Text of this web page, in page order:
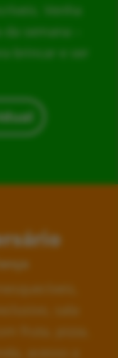
Venha
semana –
brincar e ser